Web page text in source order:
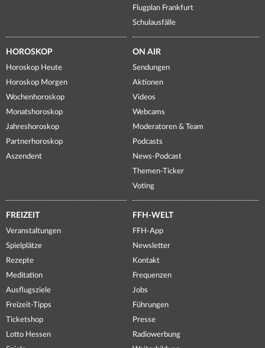
Flugplan Frankfurt
Schulausfälle
HOROSKOP
Horoskop Heute
Horoskop Morgen
Wochenhoroskop
Monatshoroskop
Jahreshoroskop
Partnerhoroskop
Aszendent
ON AIR
Sendungen
Aktionen
Videos
Webcams
Moderatoren & Team
Podcasts
News-Podcast
Themen-Ticker
Voting
FREIZEIT
Veranstaltungen
Spielplätze
Rezepte
Meditation
Ausflugsziele
Freizeit-Tipps
Ticketshop
Lotto Hessen
FFH-WELT
FFH-App
Newsletter
Kontakt
Frequenzen
Jobs
Führungen
Presse
Radiowerbung